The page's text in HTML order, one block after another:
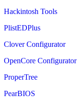
Hackintosh Tools
PlistEDPlus
Clover Configurator
OpenCore Configurator
ProperTree
PearBIOS